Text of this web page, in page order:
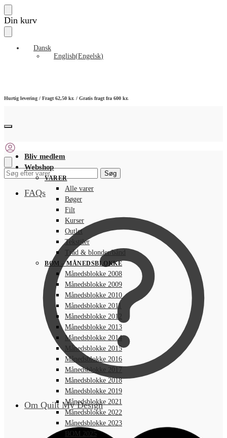
Skip
to
Skip
to
Din kurv
Dansk
English(Engelsk)
Hurtig levering / Fragt 62,50 kr. / Gratis fragt fra 600 kr.
Søg
Søg
FAQs
Om Quilt My Design
Bliv medlem
Webshop
VARER
Alle varer
Bøger
Filt
Kurser
Outlet
Tekstiler
Tråd & blonder/bånd
BOM – MÅNEDSBLOKKE
Månedsblokke 2008
Månedsblokke 2009
Månedsblokke 2010
Månedsblokke 2011
Månedsblokke 2012
Månedsblokke 2013
Månedsblokke 2014
Månedsblokke 2015
Månedsblokke 2016
Månedsblokke 2017
Månedsblokke 2018
Månedsblokke 2019
Månedsblokke 2021
Månedsblokke 2022
Månedsblokke 2023
BOM 2025